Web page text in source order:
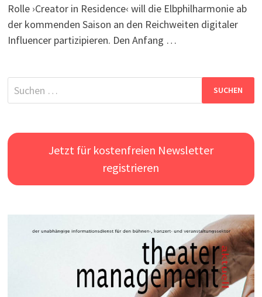
Rolle ›Creator in Residence‹ will die Elbphilharmonie ab
der kommenden Saison an den Reichweiten digitaler
Influencer partizipieren. Den Anfang …
Suchen
nach:
Jetzt für kostenfreien Newsletter
registrieren